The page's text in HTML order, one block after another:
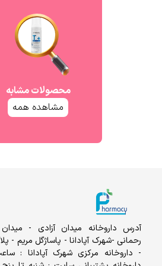
محصولات مشابه
مشاهده همه
آدرس داروخانه میدان آزادی - میدان
- داروخانه مرکزی شهرک آپادانا :